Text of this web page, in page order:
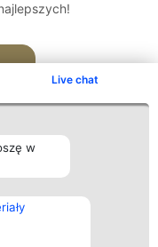
Live chat
w
Kontakt
Kontakt